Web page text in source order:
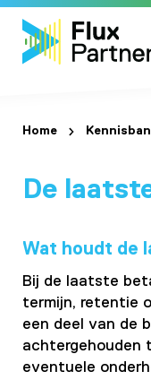
Skip
to
content
Markten
Expertises
Over Flux
Home
De
Wat houdt de
Bij de laatste
termijn, retentie
een deel van de
achtergehouden
eventuele